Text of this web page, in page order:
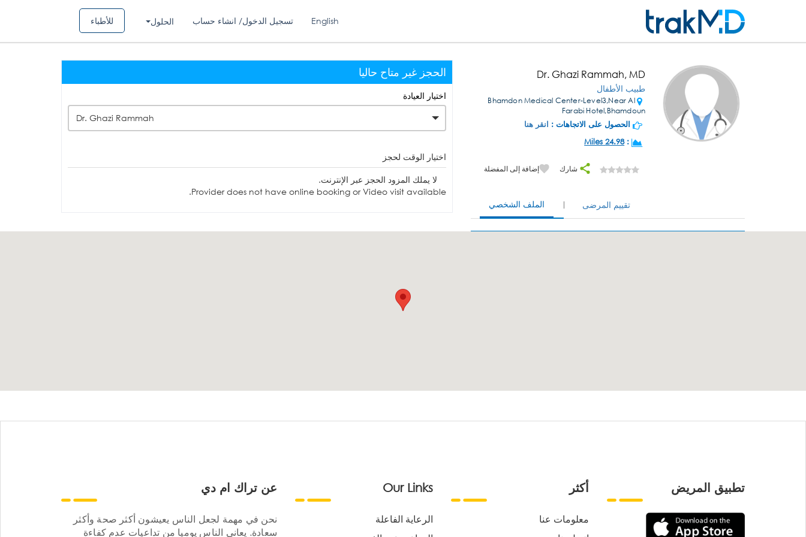
للأطباء الحلول تسجيل الدخول/ انشاء حساب English
Dr. Ghazi Rammah, MD
طبيب الأطفال
Bhamdon Medical Center-Level3,Near Al
Farabi Hotel,Bhamdoun
الحصول على الاتجاهات : انقر هنا
:
24.98 Miles
شارك إضافة إلى المفضلة
الملف الشخصي تقييم المرضى
الحجز غير متاح حاليا
اختيار العيادة
Dr. Ghazi Rammah
اختيار الوقت لحجز
لا يملك المزود الحجز عبر الإنترنت.
Provider does not have online booking or Video visit available.
عن تراك ام دي
نحن في مهمة لجعل الناس يعيشون أكثر صحة وأكثر
سعادة. يعاني الناس يوميا من تداعيات عدم كفاءة
Our Links
الرعاية الفاعلة
أكثر
معلومات عنا
تطبيق المريض